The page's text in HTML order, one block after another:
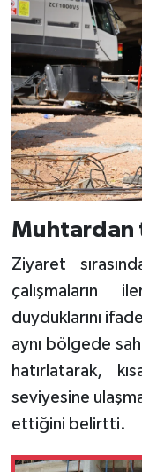
Muhtardan
Ziyaret
çalışmaların
duyduklarını
aynı bölgede
hatırlatarak,
seviyesine
ettiğini belirtti.